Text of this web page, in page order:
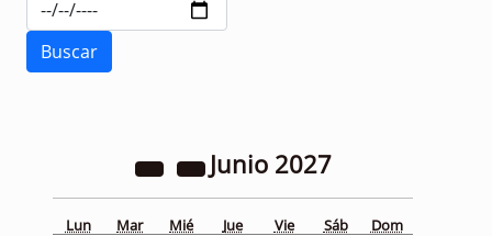
Junio 2027
Lun Mar Mié Jue Vie Sáb Dom